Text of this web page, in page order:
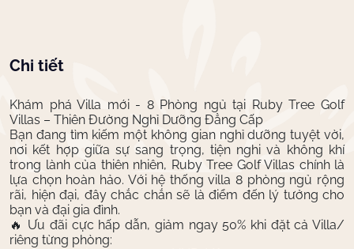
Chi tiết
Khám phá Villa mới - 8 Phòng ngủ tại Ruby Tree Golf
Villas – Thiên Đường Nghỉ Dưỡng Đẳng Cấp
Bạn đang tìm kiếm một không gian nghỉ dưỡng tuyệt vời,
nơi kết hợp giữa sự sang trọng, tiện nghi và không khí
trong lành của thiên nhiên, Ruby Tree Golf Villas chính là
lựa chọn hoàn hảo. Với hệ thống villa 8 phòng ngủ rộng
rãi, hiện đại, đây chắc chắn sẽ là điểm đến lý tưởng cho
bạn và đại gia đình.
🔥 Ưu đãi cực hấp dẫn, giảm ngay 50% khi đặt cả Villa/
riêng từng phòng: